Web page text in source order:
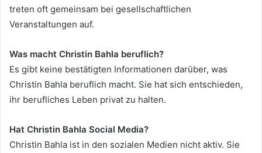
treten oft gemeinsam bei gesellschaftlichen
Veranstaltungen auf.
Was macht Christin Bahla beruflich?
Es gibt keine bestätigten Informationen darüber, was
Christin Bahla beruflich macht. Sie hat sich entschieden,
ihr berufliches Leben privat zu halten.
Hat Christin Bahla Social Media?
Christin Bahla ist in den sozialen Medien nicht aktiv. Sie